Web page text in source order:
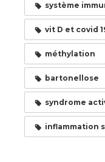
système
vit D et covid
méthylation
bartonellose
syndrome
inflammation